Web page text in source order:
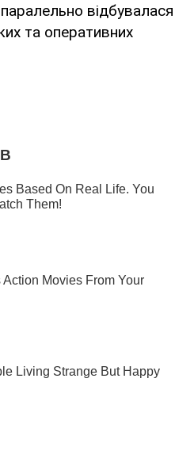
відбувалася
та оперативних